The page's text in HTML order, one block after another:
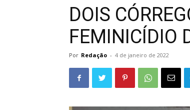
DOIS
FEMINICÍDIO
Por Redação - 4 de janeiro de 2022